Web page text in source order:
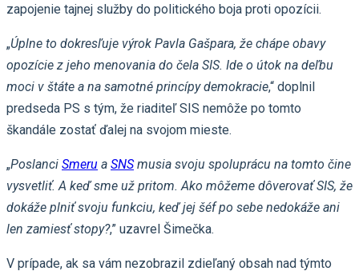
zapojenie tajnej služby do politického boja proti opozícii.
„Úplne to dokresľuje výrok Pavla Gašpara, že chápe obavy
opozície z jeho menovania do čela SIS. Ide o útok na deľbu
moci v štáte a na samotné princípy demokracie,“ doplnil
predseda PS s tým, že riaditeľ SIS nemôže po tomto
škandále zostať ďalej na svojom mieste.
„Poslanci Smeru a SNSmusia svoju spoluprácu na tomto čine
vysvetliť. A keď sme už pritom. Ako môžeme dôverovať SIS, že
dokáže plniť svoju funkciu, keď jej šéf po sebe nedokáže ani
len zamiesť stopy?,” uzavrel Šimečka.
V prípade, ak sa vám nezobrazil zdieľaný obsah nad týmto